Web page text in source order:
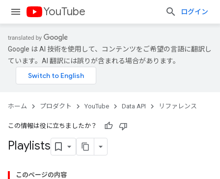
YouTube ログイン
Google は AI 技術を使用して、コンテンツをご希望の言語に翻訳し
ています。AI 翻訳には誤りが含まれる場合があります。
ホーム プロダクト YouTube Data API リファレンス
この情報は役に立ちましたか？
Playlists
このページの内容